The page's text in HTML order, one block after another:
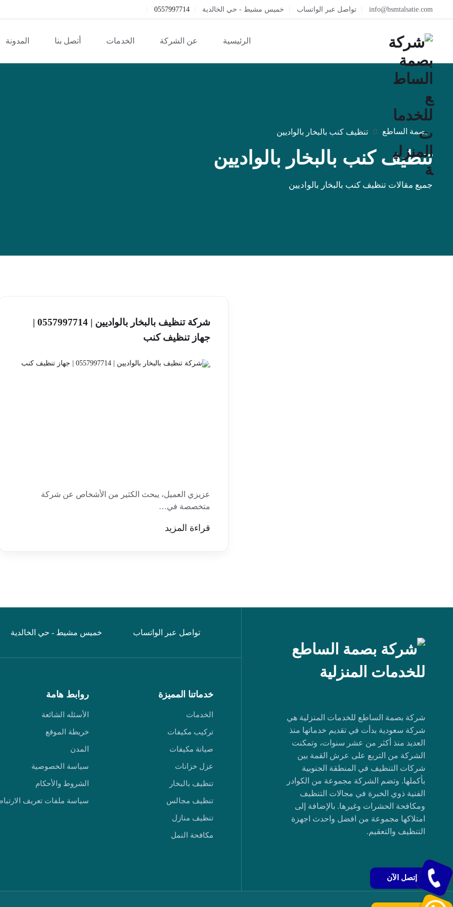
info@bsmtalsatie.com تواصل عبر الواتساب خميس مشيط - حي الخالدية 0557997714
الرئيسية عن الشركة الخدمات أتصل بنا المدونة
بصمة الساطع تنظيف كنب بالبخار بالواديين
تنظيف كنب بالبخار بالواديين
جميع مقالات تنظيف كنب بالبخار بالواديين
شركة تنظيف بالبخار بالواديين | 0557997714 |
جهاز تنظيف كنب
عزيزي العميل، يبحث الكثير من الأشخاص عن شركة
متخصصة في…
قراءة المزيد
شركة بصمة الساطع للخدمات المنزلية هي
شركة سعودية بدأت في تقديم خدماتها منذ
العديد منذ أكثر من عشر سنوات، وتمكنت
الشركة من التربع على عرش القمة بين
شركات التنظيف في المنطقة الجنوبية
بأكملها. وتضم الشركة مجموعة من الكوادر
الفنية ذوي الخبرة في مجالات التنظيف
ومكافحة الحشرات وغيرها. بالإضافة إلى
امتلاكها مجموعة من افضل واحدث اجهزة
التنظيف والتعقيم.
تواصل عبر الواتساب خميس مشيط - حي الخالدية
خدماتنا المميزة
الخدمات
تركيب مكيفات
صيانة مكيفات
عزل خزانات
تنظيف بالبخار
تنظيف مجالس
تنظيف منازل
مكافحة النمل
روابط هامة
الأسئله الشائعة
خريطة الموقع
المدن
سياسة الخصوصية
الشروط والأحكام
سياسة ملفات تعريف
إتصل الآن